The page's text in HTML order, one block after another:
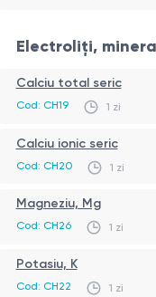
Electroliți,
Calciu total seric
Cod: CH19 1 zi
Calciu ionic seric
Cod: CH20 1 zi
Magneziu, Mg
Cod: CH26 1 zi
Potasiu, K
Cod: CH22 1 zi